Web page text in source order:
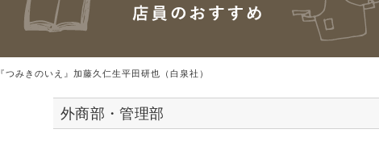
『つみきのいえ』加藤久仁生平田研也（白泉社）
外商部・管理部